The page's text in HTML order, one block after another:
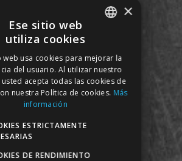
ENGLISH
×
Ese sitio web
utiliza cookies
web usa cookies para mejorar la
del usuario. Al utilizar nuestro
usted acepta todas las cookies de
nuestra Política de cookies. Más
información
ESTRICTAMENTE
DE RENDIMIENTO